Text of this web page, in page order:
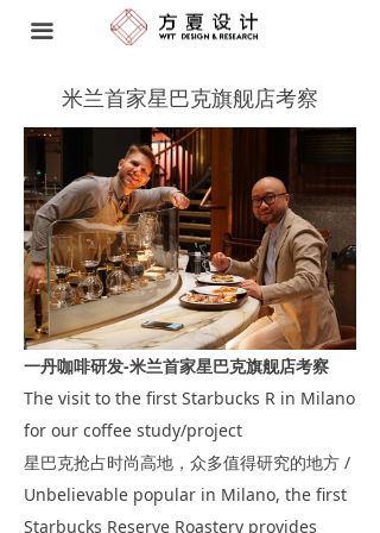
끀
首页 HOME
软装研发与工程 FF&E
品牌策略 BRAND STRATEGY
艺术顾问 ART CONSULTANT
我们 ABOUT US
奖项 AWARDS
动态 NEWS
联系方式 CONTACT
米兰首家星巴克旗舰店考察
一丹咖啡研发-米兰首家星巴克旗舰店考察
The visit to the first Starbucks R in Milano
for our coffee study/project
星巴克抢占时尚高地，众多值得研究的地方 /
Unbelievable popular in Milano, the first
Starbucks Reserve Roastery provides